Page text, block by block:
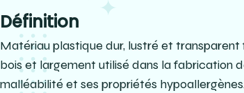
Définition
Matériau plastique dur, lustré et
bois et largement utilisé dans la fabrication
malléabilité et ses propriétés